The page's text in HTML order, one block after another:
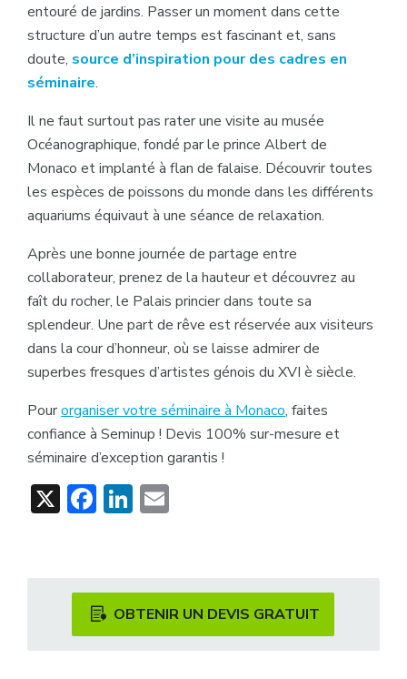
entouré de jardins. Passer un moment dans cette
structure d’un autre temps est fascinant et, sans
doute, source d’inspiration pour des cadres en
séminaire.
Il ne faut surtout pas rater une visite au musée
Océanographique, fondé par le prince Albert de
Monaco et implanté à flan de falaise. Découvrir toutes
les espèces de poissons du monde dans les différents
aquariums équivaut à une séance de relaxation.
Après une bonne journée de partage entre
collaborateur, prenez de la hauteur et découvrez au
faît du rocher, le Palais princier dans toute sa
splendeur. Une part de rêve est réservée aux visiteurs
dans la cour d’honneur, où se laisse admirer de
superbes fresques d’artistes génois du XVI è siècle.
Pourorganiser votre séminaire à Monaco, faites
confiance à Seminup ! Devis 100% sur-mesure et
séminaire d’exception garantis !
X Facebook
LinkedIn
OBTENIR UN DEVIS GRATUIT